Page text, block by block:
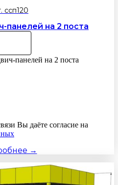
ссп120
панелей на 2 поста
панелей на 2 поста
Вы даёте согласие на
→